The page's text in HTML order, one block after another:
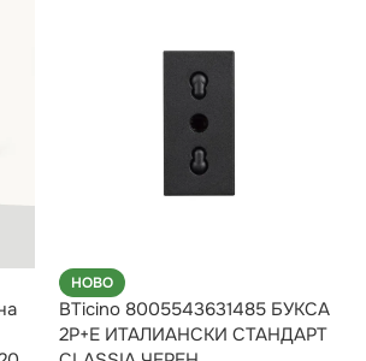
НОВО
BTicino 8005543631485 БУКСА
2Р+Е ИТАЛИАНСКИ СТАНДАРТ